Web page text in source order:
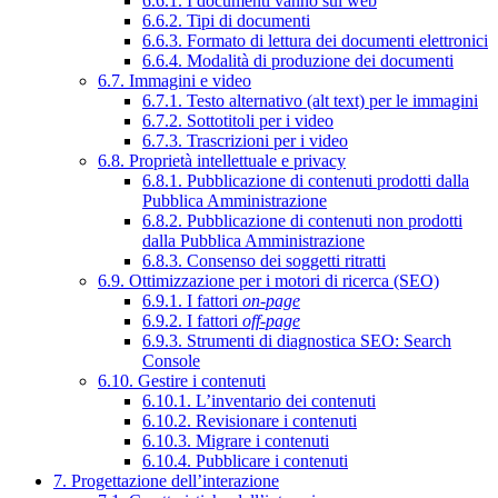
6.6.2. Tipi di documenti
6.6.3. Formato di lettura dei documenti elettronici
6.6.4. Modalità di produzione dei documenti
6.7. Immagini e video
6.7.1. Testo alternativo (alt text) per le immagini
6.7.2. Sottotitoli per i video
6.7.3. Trascrizioni per i video
6.8. Proprietà intellettuale e privacy
6.8.1. Pubblicazione di contenuti prodotti dalla
Pubblica Amministrazione
6.8.2. Pubblicazione di contenuti non prodotti
dalla Pubblica Amministrazione
6.8.3. Consenso dei soggetti ritratti
6.9. Ottimizzazione per i motori di ricerca (SEO)
6.9.1. I fattori on-page
6.9.2. I fattori off-page
6.9.3. Strumenti di diagnostica SEO: Search
Console
6.10. Gestire i contenuti
6.10.1. L’inventario dei contenuti
6.10.2. Revisionare i contenuti
6.10.3. Migrare i contenuti
6.10.4. Pubblicare i contenuti
7. Progettazione dell’interazione